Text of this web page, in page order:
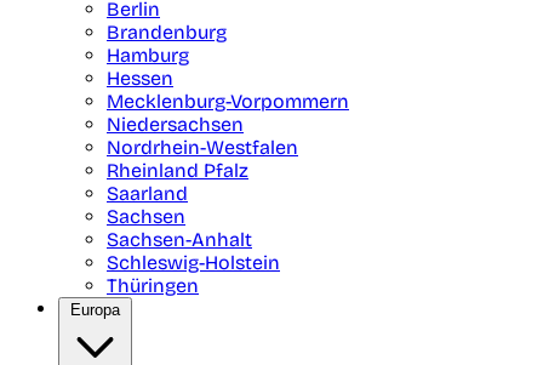
Berlin
Brandenburg
Hamburg
Hessen
Mecklenburg-Vorpommern
Niedersachsen
Nordrhein-Westfalen
Rheinland Pfalz
Saarland
Sachsen
Sachsen-Anhalt
Schleswig-Holstein
Thüringen
Europa